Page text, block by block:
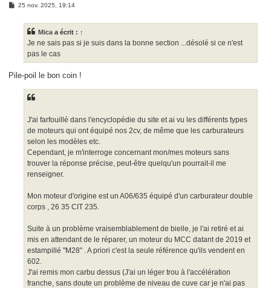
M25 nov. 2025, 19:14
Mica a écrit : ↑
Je ne sais pas si je suis dans la bonne section ...désolé si ce n'est
pas le cas
Pile-poil le bon coin !
J'ai farfouillé dans l'encyclopédie du site et ai vu les différents types
de moteurs qui ont équipé nos 2cv, de même que les carburateurs
selon les modèles etc.
Cependant, je m'interroge concernant mon/mes moteurs sans
trouver la réponse précise, peut-être quelqu'un pourrait-il me
renseigner.
Mon moteur d'origine est un A06/635 équipé d'un carburateur double
corps , 26 35 CIT 235.
Suite à un problème vraisemblablement de bielle, je l'ai retiré et ai
mis en attendant de le réparer, un moteur du MCC datant de 2019 et
estampillé "M28" . A priori c'est la seule référence qu'ils vendent en
602.
J'ai remis mon carbu dessus (J'ai un léger trou à l'accélération
franche, sans doute un problème de niveau de cuve car je n'ai pas